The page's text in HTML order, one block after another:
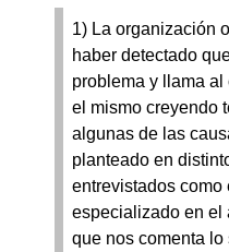
1) La organización
haber detectado
problema y llama
el mismo creyendo
algunas de las
planteado en
entrevistados como
especializado en el
que nos comenta lo